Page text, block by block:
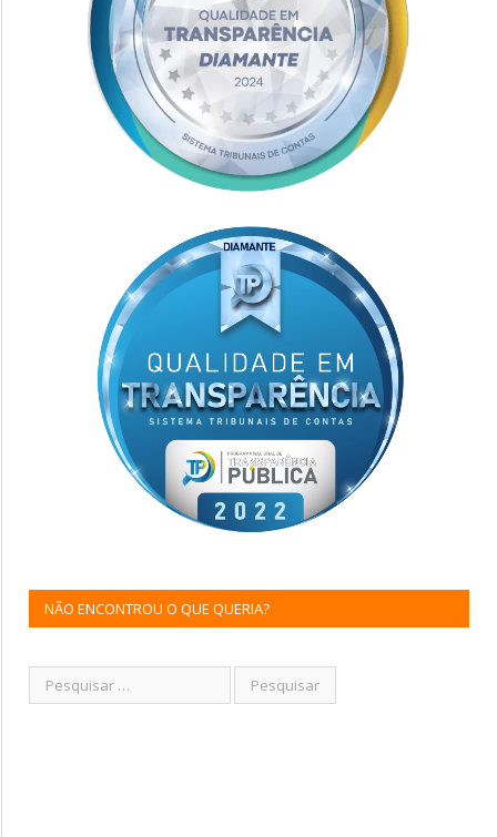
NÃO ENCONTROU O QUE QUERIA?